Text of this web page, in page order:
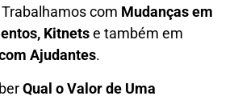
Trabalhamos com Mudanças em
Kitnetse também em
Ajudantes.
Qual o Valor de Uma